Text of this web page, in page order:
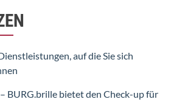
auf die Sie sich
BURG.brille bietet den Check-up für